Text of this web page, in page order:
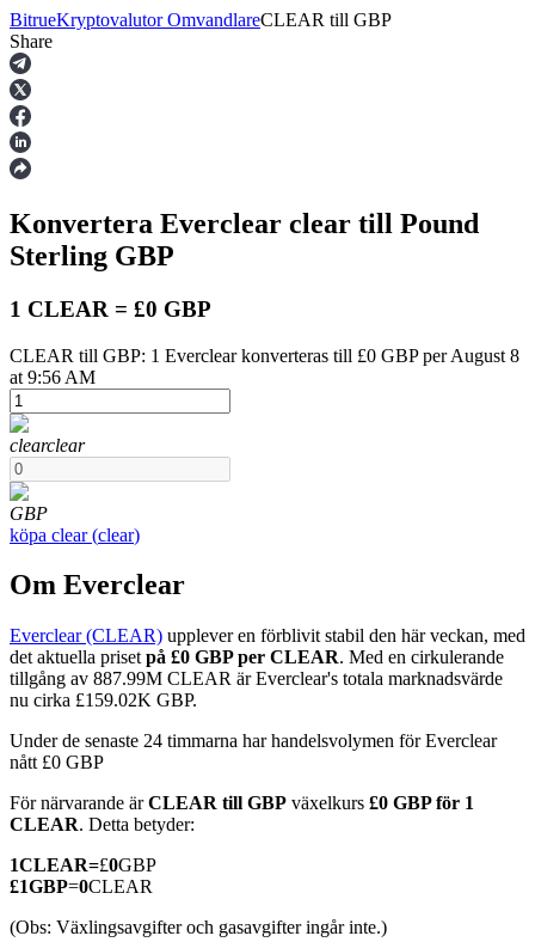
Terminer
USDT Futures
COIN-M Futures
Futures för kryptovaluta
TradFi
Derivat för aktier, valuta, ädelmetaller och råvaror
BitrueKryptovalutor OmvandlareCLEAR till GBP
Share
Konvertera Everclear clear till Pound
Sterling GBP
1 CLEAR = £0 GBP
CLEAR till GBP: 1 Everclear konverteras till £0 GBP per August 8
at 9:56 AM
clearclear
GBP
köpa clear(clear)
Om Everclear
Everclear (CLEAR) upplever en förblivit stabil den här veckan, med
det aktuella priset på £0 GBP per CLEAR. Med en cirkulerande
tillgång av 887.99M CLEAR är Everclear's totala marknadsvärde
nu cirka £159.02K GBP.
Under de senaste 24 timmarna har handelsvolymen för Everclear
nått £0 GBP
För närvarande ärCLEAR till GBP växelkurs £0 GBP för 1
CLEAR. Detta betyder:
1CLEAR=£0GBP
£1GBP=0CLEAR
(Obs: Växlingsavgifter och gasavgifter ingår inte.)